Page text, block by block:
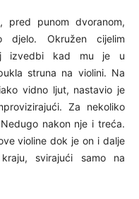
pred punom dvoranom,
djelo. Okružen cijelim
izvedbi kad mu je u
struna na violini. Na
vidno ljut, nastavio je
Za nekoliko
nakon nje i treća.
violine dok je on i dalje
svirajući samo na